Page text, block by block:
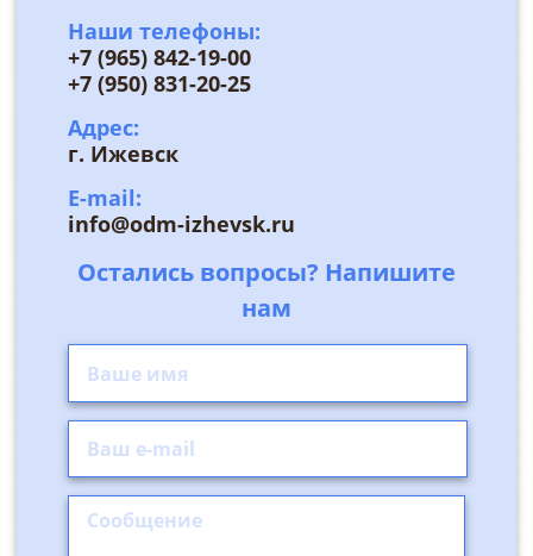
Наши телефоны:
+7 (965) 842-19-00
+7 (950) 831-20-25
Адрес:
г. Ижевск
E-mail:
info@odm-izhevsk.ru
Остались вопросы? Напишите
нам